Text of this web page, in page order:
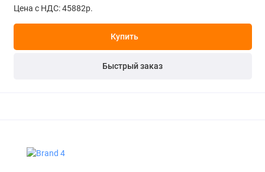
Цена с НДС: 45882р.
Купить
Быстрый заказ